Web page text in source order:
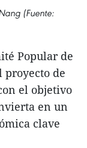
(Fuente:
Popular de
proyecto de
el objetivo
en un
clave